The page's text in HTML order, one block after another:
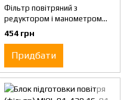
Фільтр повітряний з
редуктором і манометром
MIOL 81-392
454 грн
Придбати